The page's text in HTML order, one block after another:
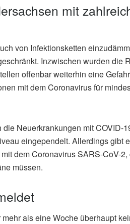
mit
von Infektionsketten
Inzwischen wurden die
offenbar weiterhin eine
mit dem Coronavirus für
Neuerkrankungen mit COVID-
eingependelt. Allerdings gibt
dem Coronavirus SARS-CoV-2,
müssen.
als eine Woche überhaupt